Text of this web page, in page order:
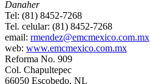
Danaher
Tel: (81) 8452-7268
Tel. celular: (81) 8452-7268
email: rmendez@emcmexico.com.mx
web: www.emcmexico.com.mx
Reforma No. 909
Col. Chapultepec
66050 Escobedo, NL